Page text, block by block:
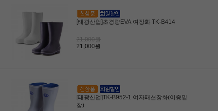
[태광산업]초경량EVA 여장화 TK-B414
21,000원
21,000원
[태광산업]TK-B952-1 여자패션장화(이중밑
창)